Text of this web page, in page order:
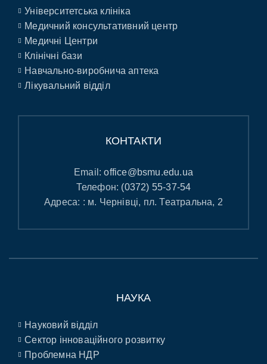
Університетська клініка
Медичний консультативний центр
Медичні Центри
Клінічні бази
Навчально-виробнича аптека
Лікувальний відділ
КОНТАКТИ
Email:office@bsmu.edu.ua
Телефон: (0372) 55-37-54
Адреса: : м. Чернівці, пл. Театральна, 2
НАУКА
Науковий відділ
Сектор інноваційного розвитку
Проблемна НДР